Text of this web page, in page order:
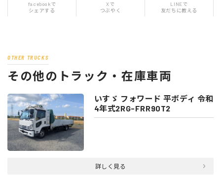
facebookで
シェアする
Xで
つぶやく
LINEで
友だちに教える
OTHER TRUCKS
その他のトラック・在庫車両
いすゞ フォワード 平ボディ 令和
4年式2RG-FRR90T2
詳しく見る